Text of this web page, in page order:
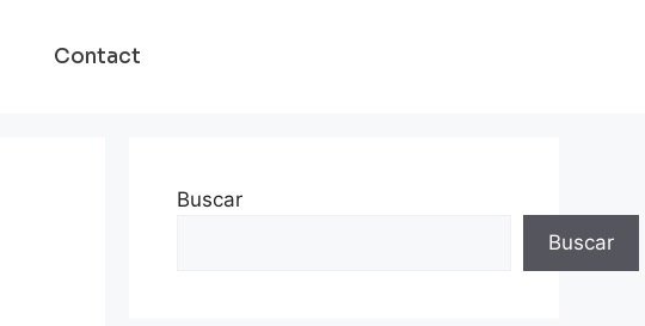
Contact
Buscar
Buscar